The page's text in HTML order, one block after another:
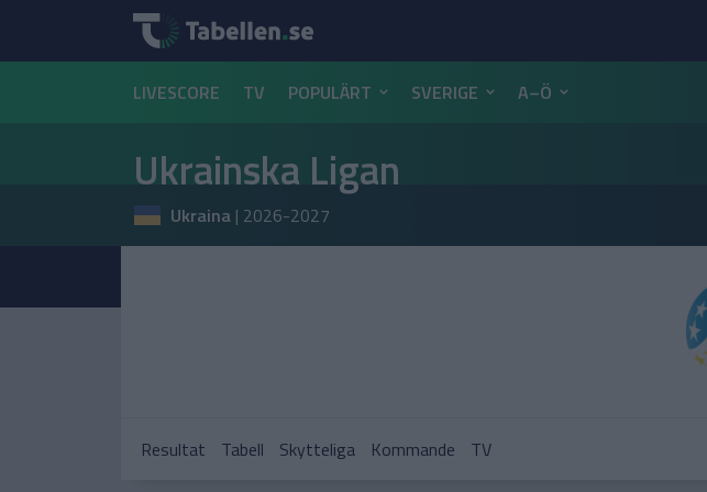
LIVESCORE TV POPULÄRT SVERIGE A–Ö
Ukrainska Ligan
Ukraina| 2026-2027
Resultat Tabell Skytteliga Kommande TV